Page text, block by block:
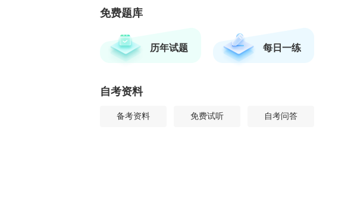
免费题库
历年试题 每日一练
自考资料
备考资料 免费试听 自考问答